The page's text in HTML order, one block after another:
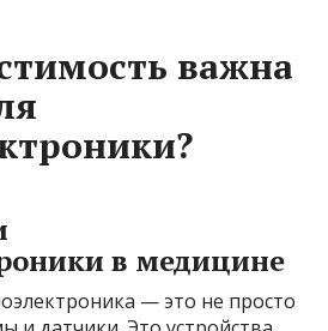
важна
в медицине
— это не просто